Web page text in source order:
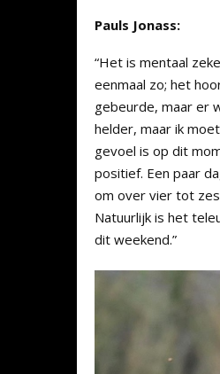
Pauls Jonass:
“Het is mentaal
eenmaal zo; het
gebeurde, maar er
helder, maar ik
gevoel is op dit
positief. Een paar
om over vier tot
Natuurlijk is het
dit weekend.”